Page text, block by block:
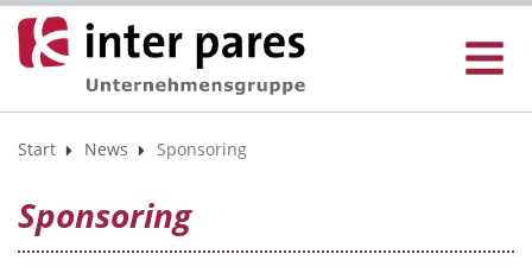
Start News Sponsoring
Sponsoring